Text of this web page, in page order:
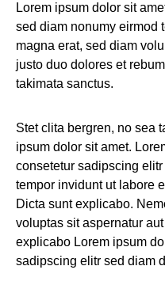
Lorem ipsum dolor sit
sed diam nonumy eirmod
magna erat, sed diam
justo duo dolores et
takimata sanctus.
Stet clita bergren, no sea
ipsum dolor sit amet.
consetetur sadipscing
tempor invidunt ut labore
Dicta sunt explicabo.
voluptas sit aspernatur
explicabo Lorem ipsum
sadipscing elitr sed diam